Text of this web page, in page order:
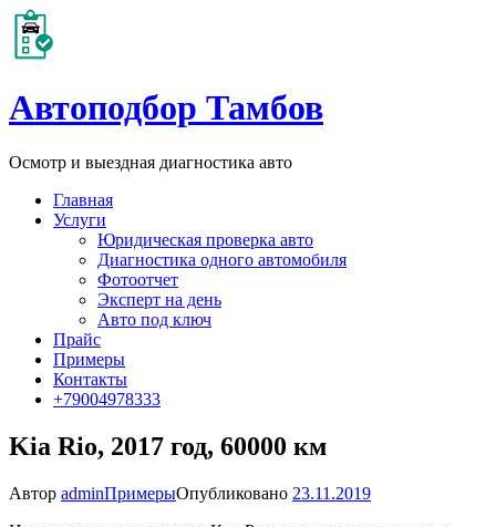
Автоподбор Тамбов
Осмотр и выездная диагностика авто
Главная
Услуги
Юридическая проверка авто
Диагностика одного автомобиля
Фотоотчет
Эксперт на день
Авто под ключ
Прайс
Примеры
Контакты
+79004978333
Kia Rio, 2017 год, 60000 км
Автор adminПримерыОпубликовано 23.11.2019